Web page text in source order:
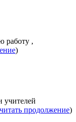
работу ,
)
учителей
читать продолжение)